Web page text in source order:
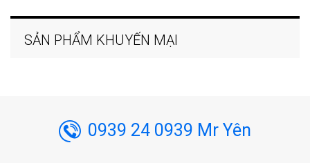
SẢN PHẨM KHUYẾN MẠI
0939 24 0939 Mr Yên